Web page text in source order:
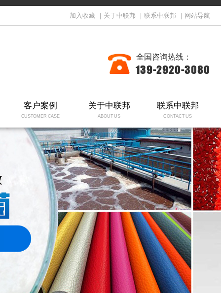
加入收藏 关于中联邦 联系中联邦 网站导航
全国咨询热线：
139-2920-3080
客户案例
CUSTOMER CASE
关于中联邦
ABOUT US
联系中联邦
CONTACT US